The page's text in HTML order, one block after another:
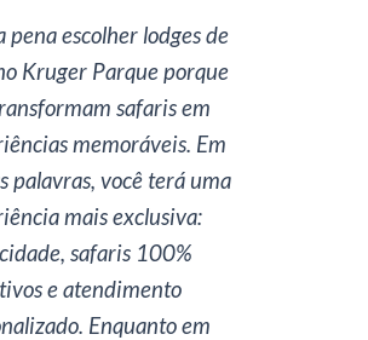
pena escolher lodges de
Kruger Parque porque
safaris em
memoráveis. Em
palavras, você terá uma
mais exclusiva:
safaris 100%
e atendimento
Enquanto em